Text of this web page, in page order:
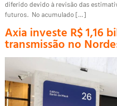
diferido devido à revisão das
futuros. No acumulado […]
Axia investe R$ 1,16
transmissão no